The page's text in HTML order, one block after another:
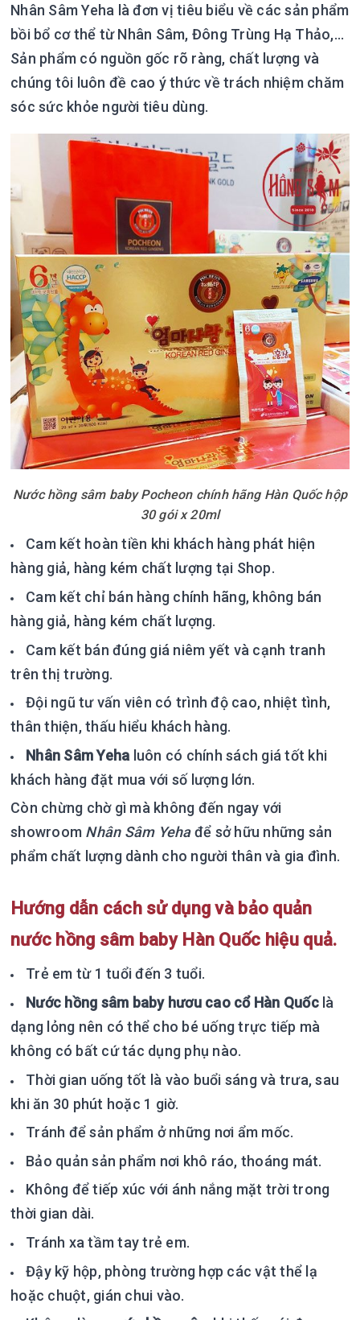
Nhân Sâm Yeha là đơn vị tiêu biểu về các sản phẩm
bồi bổ cơ thể từ Nhân Sâm, Đông Trùng Hạ Thảo,...
Sản phẩm có nguồn gốc rõ ràng, chất lượng và
chúng tôi luôn đề cao ý thức về trách nhiệm chăm
sóc sức khỏe người tiêu dùng.
Nước hồng sâm baby Pocheon chính hãng Hàn Quốc hộp
30 gói x 20ml
Cam kết hoàn tiền khi khách hàng phát hiện
hàng giả, hàng kém chất lượng tại Shop.
Cam kết chỉ bán hàng chính hãng, không bán
hàng giả, hàng kém chất lượng.
Cam kết bán đúng giá niêm yết và cạnh tranh
trên thị trường.
Đội ngũ tư vấn viên có trình độ cao, nhiệt tình,
thân thiện, thấu hiểu khách hàng.
Nhân Sâm Yeha luôn có chính sách giá tốt khi
khách hàng đặt mua với số lượng lớn.
Còn chừng chờ gì mà không đến ngay với
showroom Nhân Sâm Yehađể sở hữu những sản
phẩm chất lượng dành cho người thân và gia đình.
Hướng dẫn cách sử dụng và bảo quản
nước hồng sâm baby Hàn Quốc hiệu quả.
Trẻ em từ 1 tuổi đến 3 tuổi.
Nước hồng sâm baby hươu cao cổ Hàn Quốclà
dạng lỏng nên có thể cho bé uống trực tiếp mà
không có bất cứ tác dụng phụ nào.
Thời gian uống tốt là vào buổi sáng và trưa, sau
khi ăn 30 phút hoặc 1 giờ.
Tránh để sản phẩm ở những nơi ẩm mốc.
Bảo quản sản phẩm nơi khô ráo, thoáng mát.
Không để tiếp xúc với ánh nắng mặt trời trong
thời gian dài.
Tránh xa tầm tay trẻ em.
Đậy kỹ hộp, phòng trường hợp các vật thể lạ
hoặc chuột, gián chui vào.